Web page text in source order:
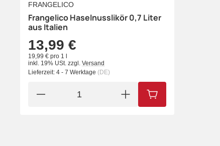
FRANGELICO
Frangelico Haselnusslikör 0,7 Liter
aus Italien
13,99 €
19,99 € pro 1 l
inkl. 19% USt. zzgl. Versand
Lieferzeit: 4 - 7 Werktage (DE)
IN DEN WARENKORB